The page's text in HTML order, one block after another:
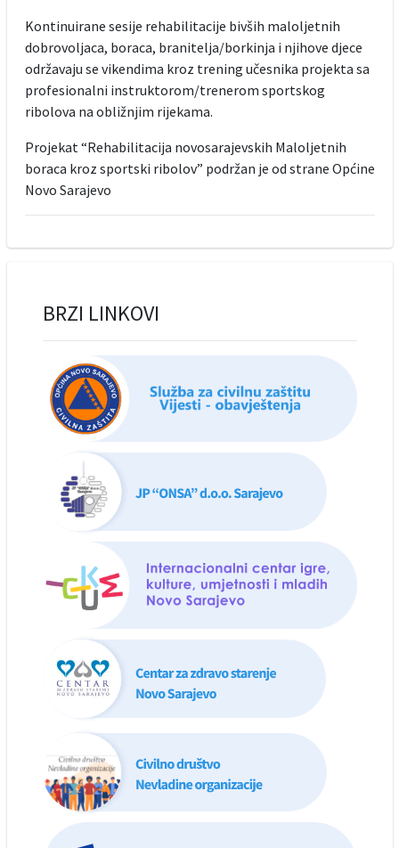
Kontinuirane sesije rehabilitacije bivših maloljetnih
dobrovoljaca, boraca, branitelja/borkinja i njihove djece
održavaju se vikendima kroz trening učesnika projekta sa
profesionalni instruktorom/trenerom sportskog
ribolova na obližnjim rijekama.
Projekat “Rehabilitacija novosarajevskih Maloljetnih
boraca kroz sportski ribolov” podržan je od strane Općine
Novo Sarajevo
BRZI LINKOVI